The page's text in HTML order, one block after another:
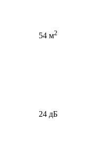
54 м2
24 дБ